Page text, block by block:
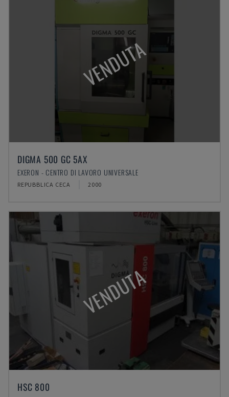
VENDUTA
DIGMA 500 GC 5AX
EXERON - CENTRO DI LAVORO UNIVERSALE
REPUBBLICA CECA 2000
VENDUTA
HSC 800